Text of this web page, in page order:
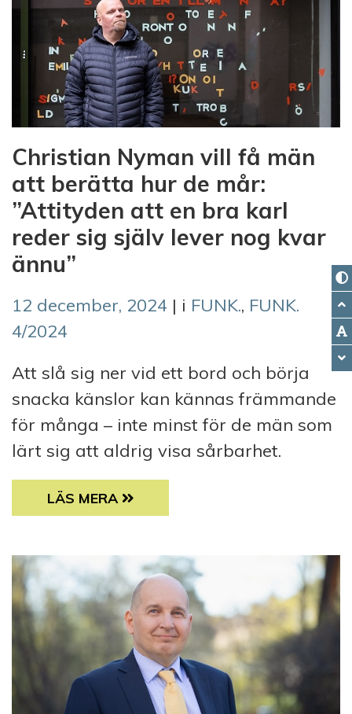
Christian Nyman vill få män
att berätta hur de mår:
”Attityden att en bra karl
reder sig själv lever nog kvar
ännu”
12 december, 2024 | i FUNK., FUNK.
4/2024
Att slå sig ner vid ett bord och börja
snacka känslor kan kännas främmande
för många – inte minst för de män som
lärt sig att aldrig visa sårbarhet.
CHRISTIAN NYMAN VILL FÅ MÄN ATT
LÄS MERA